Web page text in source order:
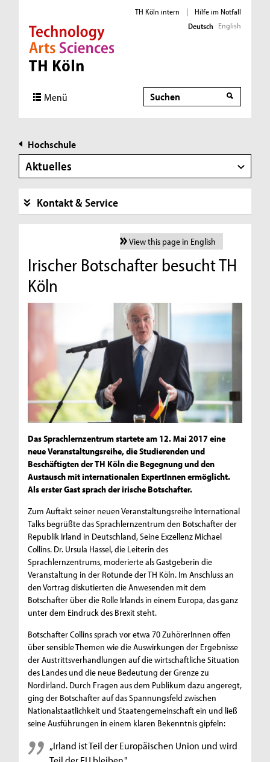
Direkt zur Hauptnavigation
Direkt zur Subnavigation
Direkt zum Inhalt
Direkt zum Fußbereich
TH Köln intern |
Hilfe im Notfall
Deutsch English
Menü Suche
Hochschule
Aktuelles
Kontakt & Service
View this page in English
Irischer Botschafter besucht TH
Köln
Das Sprachlernzentrum startete am 12. Mai 2017 eine
neue Veranstaltungsreihe, die Studierenden und
Beschäftigten der TH Köln die Begegnung und den
Austausch mit internationalen ExpertInnen ermöglicht.
Als erster Gast sprach der irische Botschafter.
Zum Auftakt seiner neuen Veranstaltungsreihe International
Talks begrüßte das Sprachlernzentrum den Botschafter der
Republik Irland in Deutschland, Seine Exzellenz Michael
Collins. Dr. Ursula Hassel, die Leiterin des
Sprachlernzentrums, moderierte als Gastgeberin die
Veranstaltung in der Rotunde der TH Köln. Im Anschluss an
den Vortrag diskutierten die Anwesenden mit dem
Botschafter über die Rolle Irlands in einem Europa, das ganz
unter dem Eindruck des Brexit steht.
Botschafter Collins sprach vor etwa 70 ZuhörerInnen offen
über sensible Themen wie die Auswirkungen der Ergebnisse
der Austrittsverhandlungen auf die wirtschaftliche Situation
des Landes und die neue Bedeutung der Grenze zu
Nordirland. Durch Fragen aus dem Publikum dazu angeregt,
ging der Botschafter auf das Spannungsfeld zwischen
Nationalstaatlichkeit und Staatengemeinschaft ein und ließ
seine Ausführungen in einem klaren Bekenntnis gipfeln:
„Irland ist Teil der Europäischen Union und wird